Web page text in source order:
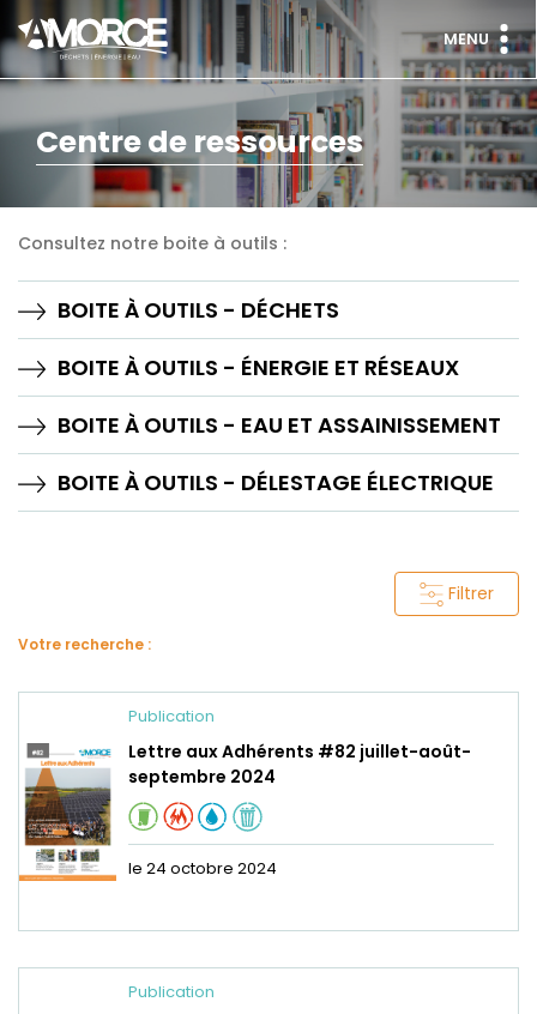
MENU
Centre de ressources
Consultez notre boite à outils :
BOITE À OUTILS - DÉCHETS
BOITE À OUTILS - ÉNERGIE ET RÉSEAUX
BOITE À OUTILS - EAU ET ASSAINISSEMENT
BOITE À OUTILS - DÉLESTAGE ÉLECTRIQUE
Filtrer
Votre recherche :
Publication
Lettre aux Adhérents #82 juillet-août-
septembre 2024
le 24 octobre 2024
Publication